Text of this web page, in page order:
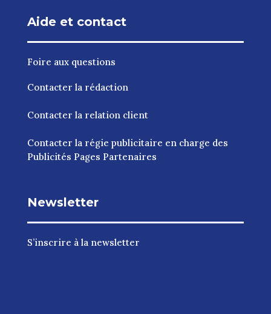
Aide et contact
Foire aux questions
Contacter la rédaction
Contacter la relation client
Contacter la régie publicitaire en charge des
Publicités Pages Partenaires
Newsletter
S’inscrire à la newsletter